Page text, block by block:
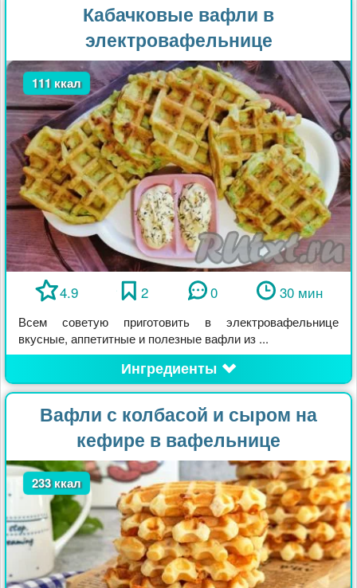
Кабачковые вафли в
электровафельнице
111 ккал
4.9 2 0 30 мин
Всем советую приготовить в электровафельнице
вкусные, аппетитные и полезные вафли из ...
Ингредиенты
Вафли с колбасой и сыром на
кефире в вафельнице
233 ккал